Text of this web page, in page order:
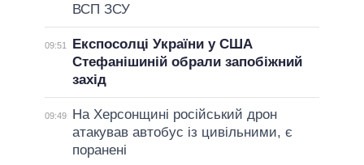
ВСП ЗСУ
09:51
Експосолці України у США
Стефанішиній обрали запобіжний
захід
09:49
На Херсонщині російський дрон
атакував автобус із цивільними, є
поранені